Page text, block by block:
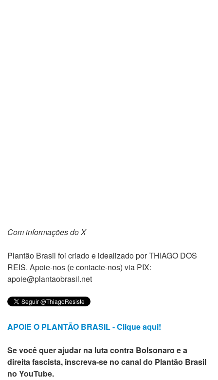
Com informações do X
Plantão Brasil foi criado e idealizado por THIAGO DOS
REIS. Apoie-nos (e contacte-nos) via PIX:
apoie@plantaobrasil.net
APOIE O PLANTÃO BRASIL - Clique aqui!
Se você quer ajudar na luta contra Bolsonaro e a
direita fascista, inscreva-se no canal do Plantão Brasil
no YouTube.